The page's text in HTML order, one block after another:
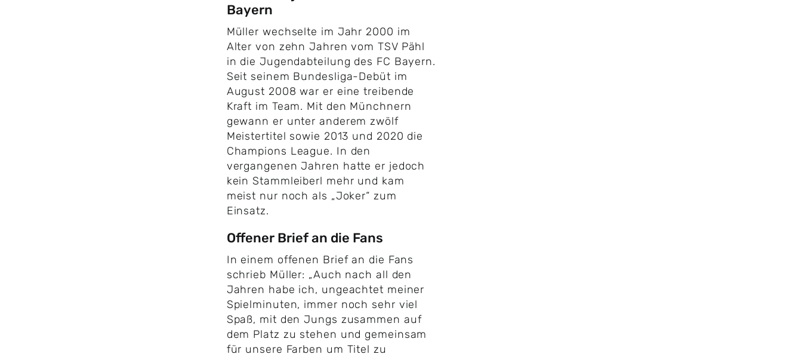
Bayern
​Müller wechselte im Jahr 2000 im
Alter von zehn Jahren vom TSV Pähl
in die Jugendabteilung des FC Bayern.
Seit seinem Bundesliga-Debüt im
August 2008 war er eine treibende
Kraft im Team. Mit den Münchnern
gewann er unter anderem zwölf
Meistertitel sowie 2013 und 2020 die
Champions League. In den
vergangenen Jahren hatte er jedoch
kein Stammleiberl mehr und kam
meist nur noch als „Joker“ zum
Einsatz.
Offener Brief an die Fans
​In einem offenen Brief an die Fans
schrieb Müller: „Auch nach all den
Jahren habe ich, ungeachtet meiner
Spielminuten, immer noch sehr viel
Spaß, mit den Jungs zusammen auf
dem Platz zu stehen und gemeinsam
für unsere Farben um Titel zu